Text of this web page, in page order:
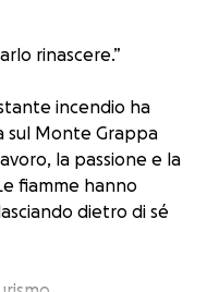
rinascere.”
incendio ha
sul Monte Grappa
la passione e la
fiamme hanno
dietro di sé